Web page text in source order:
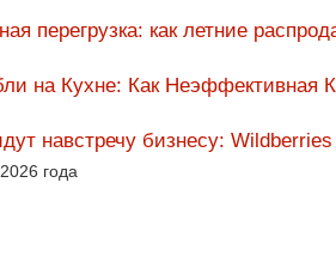
перегрузка: как летние
на Кухне: Как
навстречу бизнесу:
года